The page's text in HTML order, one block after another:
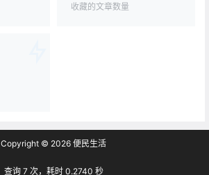
收藏的文章数量
Copyright © 2026 便民生活
查询 7 次，耗时 0.2740 秒